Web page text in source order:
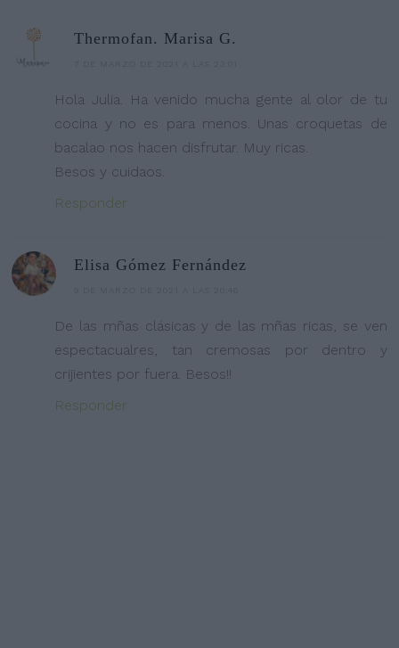
Thermofan. Marisa G.
Hola Julia. Ha venido mucha gente al olor de tu
cocina y no es para menos. Unas croquetas de
bacalao nos hacen disfrutar. Muy ricas.
Besos y cuidaos.
Responder
Elisa Gómez Fernández
De las mñas clásicas y de las mñas ricas, se ven
espectacualres, tan cremosas por dentro y
crijientes por fuera. Besos!!
Responder